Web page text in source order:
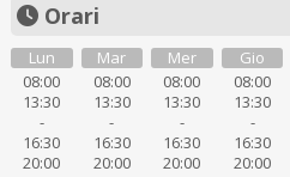
Orari
Lun
08:00
13:30
-
16:30
20:00
Mar
08:00
13:30
-
16:30
20:00
Mer
08:00
13:30
-
16:30
20:00
Gio
08:00
13:30
-
16:30
20:00